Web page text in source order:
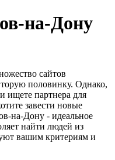
на-Дону
сайтов
половинку. Однако,
ищете партнера для
завести новые
на-Дону - идеальное
найти людей из
вашим критериям и